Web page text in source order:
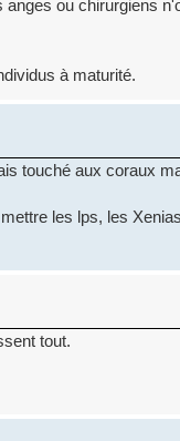
ou chirurgiens
à maturité.
touché aux coraux
les lps, les
tout.